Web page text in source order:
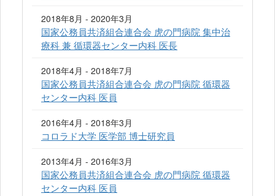
2018年8月 - 2020年3月
国家公務員共済組合連合会 虎の門病院 集中治
療科 兼 循環器センター内科 医長
2018年4月 - 2018年7月
国家公務員共済組合連合会 虎の門病院 循環器
センター内科 医員
2016年4月 - 2018年3月
コロラド大学 医学部 博士研究員
2013年4月 - 2016年3月
国家公務員共済組合連合会 虎の門病院 循環器
センター内科 医員